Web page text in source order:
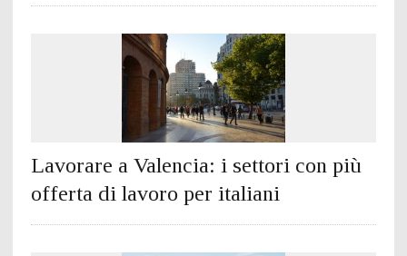
Lavorare a Valencia: i settori con più
offerta di lavoro per italiani